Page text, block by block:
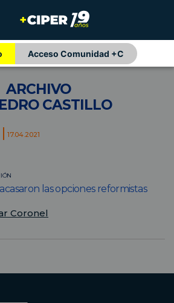
Acceso Comunidad +C
ARCHIVO
CASTILLO
17.04.2021
las opciones reformistas
Coronel